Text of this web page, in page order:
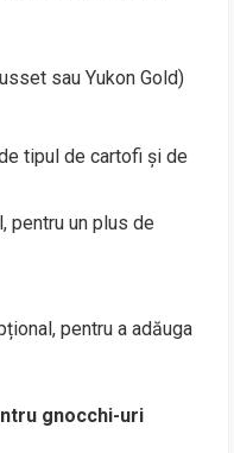
sau Yukon Gold)
tipul de cartofi și de
pentru un plus de
pentru a adăuga
gnocchi-uri